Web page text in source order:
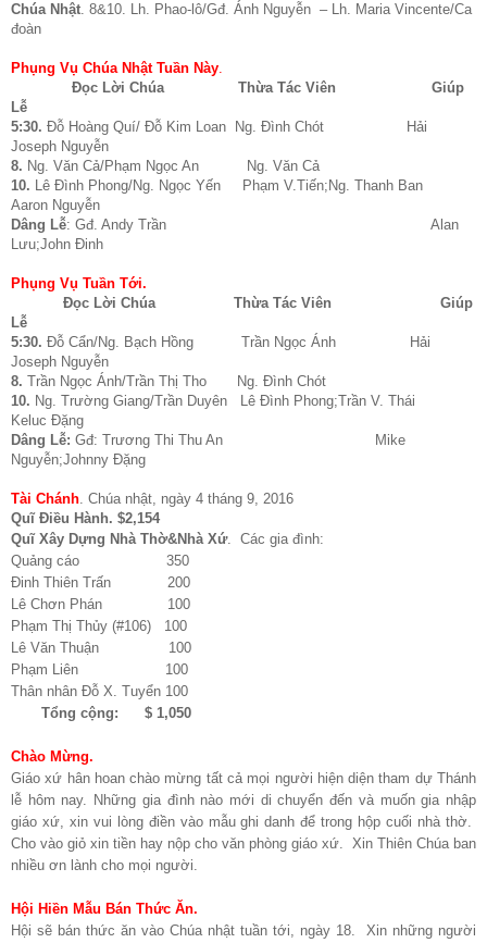
Chúa Nhật. 8&10. Lh. Phao-lô/Gđ. Ánh Nguyễn – Lh. Maria Vincente/Ca
đoàn
Phụng Vụ Chúa Nhật Tuần Này.
Đọc Lời Chúa
Thừa Tác Viên
Giúp
Lễ
5:30. Đỗ Hoàng Quí/ Đỗ Kim Loan Ng. Đình Chót Hải
Joseph Nguyễn
8. Ng. Văn Cả/Phạm Ngọc An
Ng. Văn Cả
10. Lê Đình Phong/Ng. Ngọc Yến Phạm V.Tiến;Ng. Thanh Ban
Aaron Nguyễn
Dâng Lễ: Gđ. Andy Trần
Alan
Lưu;John Đinh
Phụng Vụ Tuần Tới.
Đọc Lời Chúa
Thừa Tác Viên
Giúp
Lễ
5:30. Đỗ Cẩn/Ng. Bạch Hồng Trần Ngọc Ánh Hải
Joseph Nguyễn
8. Trần Ngọc Ánh/Trần Thị Tho Ng. Đình Chót
10. Ng. Trường Giang/Trần Duyên Lê Đình Phong;Trần V. Thái
Keluc Đặng
Dâng Lễ: Gđ: Trương Thi Thu An
Mike
Nguyễn;Johnny Đặng
Tài Chánh. Chúa nhật, ngày 4 tháng 9, 2016
Quĩ Điều Hành. $2,154
Quĩ Xây Dựng Nhà Thờ&Nhà Xứ. Các gia đình:
Quảng cáo 350
Đinh Thiên Trấn 200
Lê Chơn Phán 100
Phạm Thị Thủy (#106) 100
Lê Văn Thuận 100
Phạm Liên 100
Thân nhân Đỗ X. Tuyển 100
Tổng cộng: $ 1,050
Chào Mừng.
Giáo xứ hân hoan chào mừng tất cả mọi người hiện diện tham dự Thánh
lễ hôm nay. Những gia đình nào mới di chuyển đến và muốn gia nhập
giáo xứ, xin vui lòng điền vào mẫu ghi danh để trong hộp cuối nhà thờ.
Cho vào giỏ xin tiền hay nộp cho văn phòng giáo xứ. Xin Thiên Chúa ban
nhiều ơn lành cho mọi người.
Hội Hiền Mẫu Bán Thức Ăn.
Hội sẽ bán thức ăn vào Chúa nhật tuần tới, ngày 18. Xin những người